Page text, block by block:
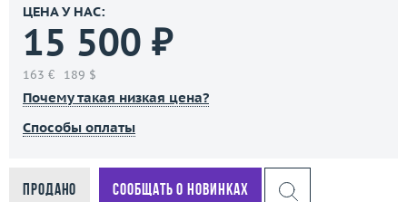
ЦЕНА У НАС:
15 500 ₽
163 € 189 $
Почему такая низкая цена?
Способы оплаты
Продано Сообщать о новинках